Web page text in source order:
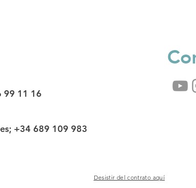
99 11 16
; +34 689 109 983
Desistir del contrato aquí